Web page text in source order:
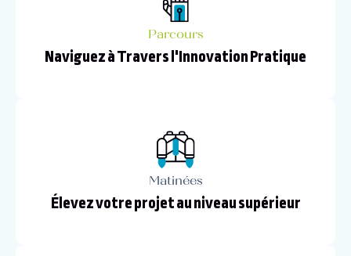
Parcours
Naviguez à Travers l'Innovation Pratique
Matinées
Élevez votre projet au niveau supérieur